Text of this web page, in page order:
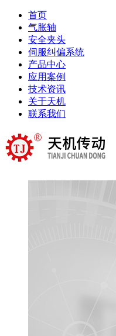
首页
气胀轴
安全夹头
伺服纠偏系统
产品中心
应用案例
技术资讯
关于天机
联系我们